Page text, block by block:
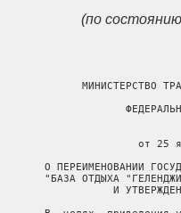
(по
МИНИСТЕРСТВО
от 25
О ПЕРЕИМЕНОВАНИИ
"БАЗА ОТДЫХА
И